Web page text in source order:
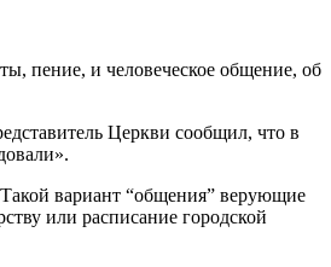
пение, и человеческое общение, об
Церкви сообщил, что в
вариант “общения” верующие
или расписание городской